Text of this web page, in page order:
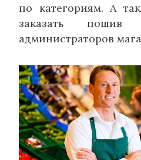
по категориям. А
заказать
администраторов